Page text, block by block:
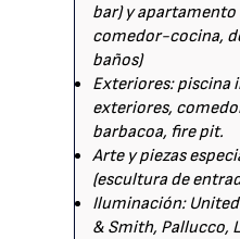
bar) y
comedor-cocina,
baños)
Exteriores: piscina
exteriores,
barbacoa, fire pit.
Arte y piezas
(escultura de
Iluminación:
& Smith, Pallucco,